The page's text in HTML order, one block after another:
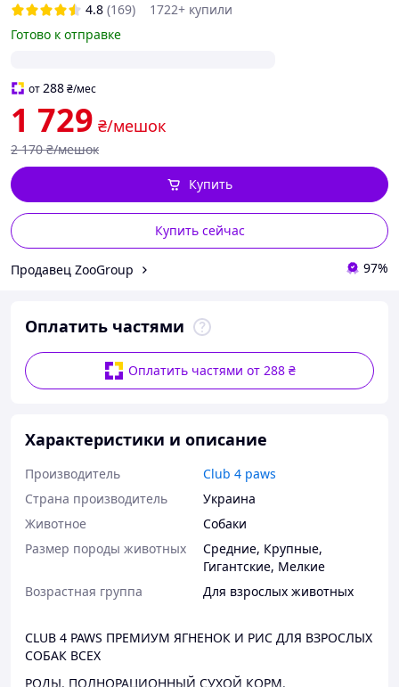
4.8 (169)
1722+ купили
Готово к отправке
от288₴/мес
1 729 ₴/мешок
2 170 ₴/мешок
Купить сейчас
Купить
Продавец ZooGroup 97%
Оплатить частями
Оплатить частями от 288 ₴
Характеристики и описание
Производитель
Club 4 paws
Страна производитель
Украина
Животное
Собаки
Размер породы животных
Средние, Крупные,
Гигантские, Мелкие
Возрастная группа
Для взрослых животных
CLUB 4 PAWS ПРЕМИУМ ЯГНЕНОК И РИС ДЛЯ ВЗРОСЛЫХ
СОБАК ВСЕХ
РОДЫ. ПОЛНОРАЦИОННЫЙ СУХОЙ КОРМ.